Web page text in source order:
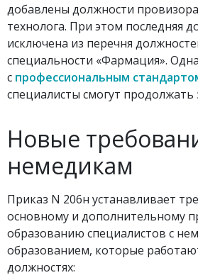
добавлены должности
технолога. При этом последняя
исключена из перечня
специальности «Фармация».
с профессиональным
специалисты смогут продолжать
Новые
немедикам
Приказ N 206н устанавливает
основному и дополнительному
образованию специалистов с
образованием, которые
должностях: